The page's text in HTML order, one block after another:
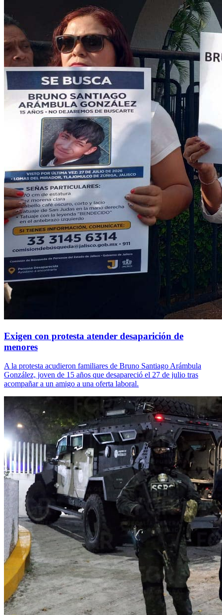
Exigen con protesta atender desaparición de
menores
A la protesta acudieron familiares de Bruno Santiago Arámbula
González, joven de 15 años que desapareció el 27 de julio tras
acompañar a un amigo a una oferta laboral.